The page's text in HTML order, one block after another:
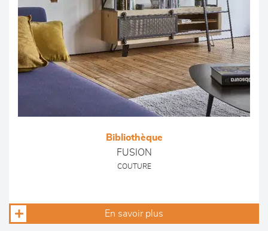
Bibliothèque
FUSION
COUTURE
En savoir plus